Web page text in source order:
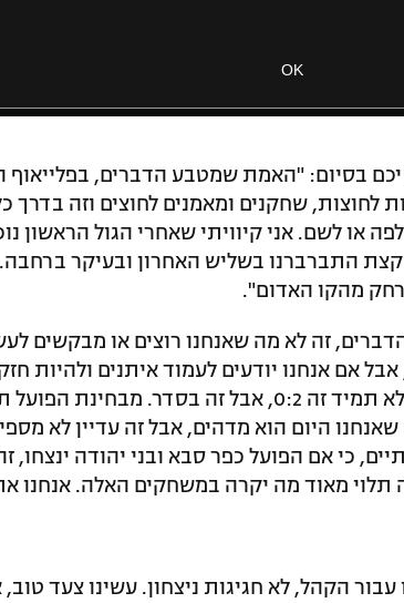
OK
בסיום: "האמת שמטבע הדברים, בפלייאוף
לחוצות, שחקנים ומאמנים לחוצים וזה בדרך
מה שנקרא 'על הקשקש', 0:1 לפה או לשם. אני קיוויתי שאחרי הגול
קצת התברברנו בשליש האחרון ובעיקר
מהקו האדום".
זה לא מה שאנחנו רוצים או מבקשים
אם אנחנו יודעים לעמוד איתנים ולהיות
מנצחים 0:1. לא תמיד זה קל, לא תמיד זה 0:2, אבל זה בסדר.
היום הוא מדהים, אבל זה עדיין לא
כי אם הפועל כפר סבא ובני יהודה ינצחו,
תלוי מאוד מה יקרה במשחקים האלה. אנחנו
עבור הקהל, לא חגיגות ניצחון. עשינו צעד